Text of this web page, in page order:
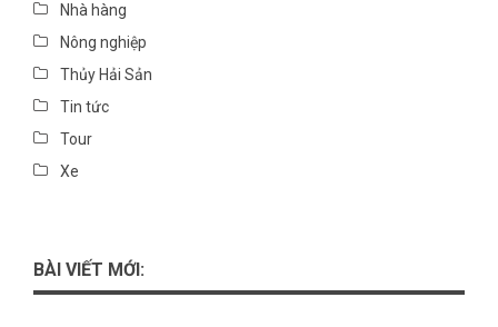
Nhà hàng
Nông nghiệp
Thủy Hải Sản
Tin tức
Tour
Xe
BÀI VIẾT MỚI: